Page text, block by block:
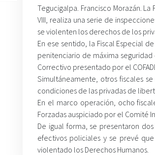
Tegucigalpa. Francisco Morazán.
VIII, realiza una serie de
se violenten los derechos de los
En ese sentido, la Fiscal Especial
penitenciario de máxima
Correctivo presentado por el
Simultáneamente, otros fiscales
condiciones de las privadas de
En el marco operación, ocho
Forzadas auspiciado por el Comité
De igual forma, se presentaron
efectivos policiales y se prevé
violentado los Derechos Humanos.